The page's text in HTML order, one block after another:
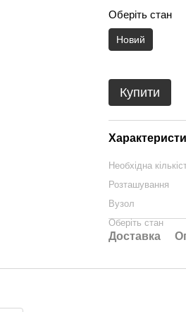
Оберіть стан
Новий
Купити
Необхідна
Розташування
Вузол
Оберіть стан
Доставка